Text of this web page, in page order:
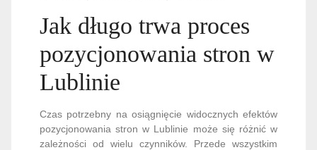
Jak długo trwa proces
pozycjonowania stron w
Lublinie
Czas potrzebny na osiągnięcie widocznych efektów
pozycjonowania stron w Lublinie może się różnić w
zależności od wielu czynników. Przede wszystkim